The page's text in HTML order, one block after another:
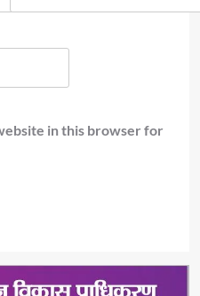
in this browser for